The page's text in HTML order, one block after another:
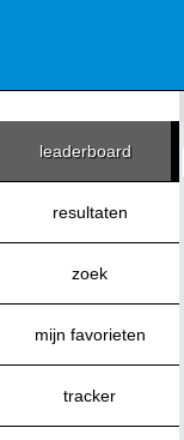
leaderboard
resultaten
zoek
mijn favorieten
tracker